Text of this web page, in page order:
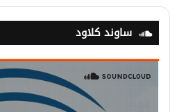
ساوند كلاود